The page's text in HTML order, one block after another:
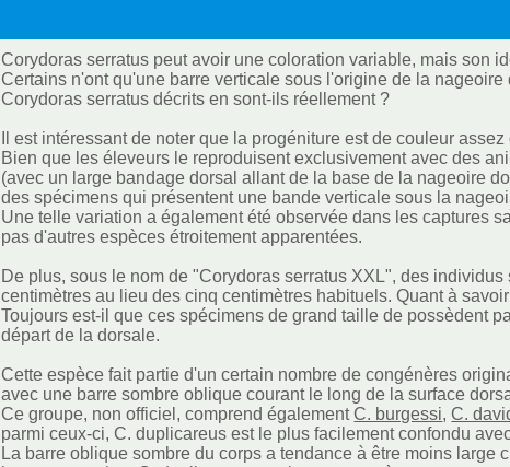
Corydoras serratus peut avoir une coloration variable, mais son
Certains n'ont qu'une barre verticale sous l'origine de la
Corydoras serratus décrits en sont-ils réellement ?
Il est intéressant de noter que la progéniture est de couleur
Bien que les éleveurs le reproduisent exclusivement avec des
(avec un large bandage dorsal allant de la base de la nageoire
des spécimens qui présentent une bande verticale sous la
Une telle variation a également été observée dans les captures
pas d'autres espèces étroitement apparentées.
De plus, sous le nom de "Corydoras serratus XXL", des
centimètres au lieu des cinq centimètres habituels. Quant à
Toujours est-il que ces spécimens de grand taille de possèdent
départ de la dorsale.
Cette espèce fait partie d'un certain nombre de congénères
avec une barre sombre oblique courant le long de la surface
Ce groupe, non officiel, comprend également C. burgessi, C.
parmi ceux-ci, C. duplicareus est le plus facilement confondu
La barre oblique sombre du corps a tendance à être moins